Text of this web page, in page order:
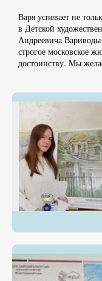
Варя успевает не
в Детской
Андреевича
строгое московское
достоинству. Мы